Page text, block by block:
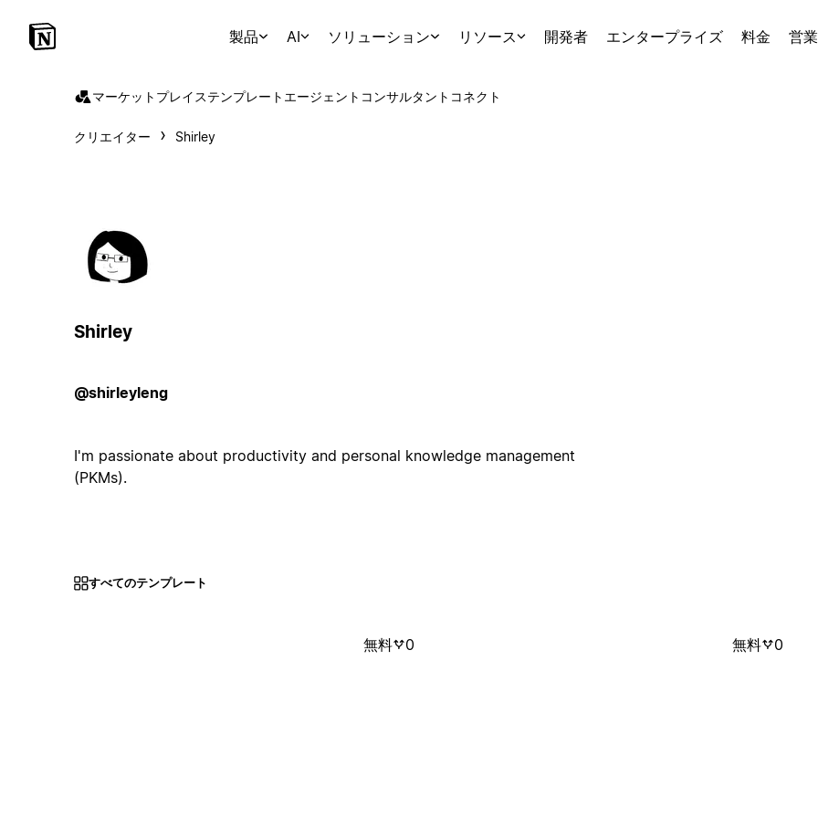
製品 AI ソリューション リソース 開発者 エンタープライズ 料金 営
マーケットプレイステンプレート エージェント コンサルタント コネクト
クリエイター Shirley
Shirley
@shirleyleng
I'm passionate about productivity and personal knowledge management
(PKMs).
すべてのテンプレート
無料 0 無料 0